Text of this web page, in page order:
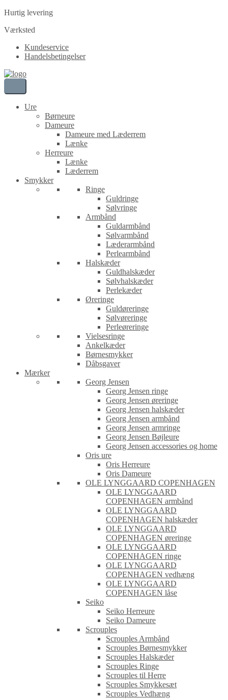
Hurtig levering
Værksted
Kundeservice
Handelsbetingelser
Ure
Børneure
Dameure
Dameure med Læderrem
Lænke
Herreure
Lænke
Læderrem
Smykker
Ringe
Guldringe
Sølvringe
Armbånd
Guldarmbånd
Sølvarmbånd
Læderarmbånd
Perlearmbånd
Halskæder
Guldhalskæder
Sølvhalskæder
Perlekæder
Øreringe
Guldøreringe
Sølvøreringe
Perleøreringe
Vielsesringe
Ankelkæder
Børnesmykker
Dåbsgaver
Mærker
Georg Jensen
Georg Jensen ringe
Georg Jensen øreringe
Georg Jensen halskæder
Georg Jensen armbånd
Georg Jensen armringe
Georg Jensen Bøjleure
Georg Jensen accessories og home
Oris ure
Oris Herreure
Oris Dameure
OLE LYNGGAARD COPENHAGEN
OLE LYNGGAARD
COPENHAGEN armbånd
OLE LYNGGAARD
COPENHAGEN halskæder
OLE LYNGGAARD
COPENHAGEN øreringe
OLE LYNGGAARD
COPENHAGEN ringe
OLE LYNGGAARD
COPENHAGEN vedhæng
OLE LYNGGAARD
COPENHAGEN låse
Seiko
Seiko Herreure
Seiko Dameure
Scrouples
Scrouples Armbånd
Scrouples Børnesmykker
Scrouples Halskæder
Scrouples Ringe
Scrouples til Herre
Scrouples Smykkesæt
Scrouples Vedhæng